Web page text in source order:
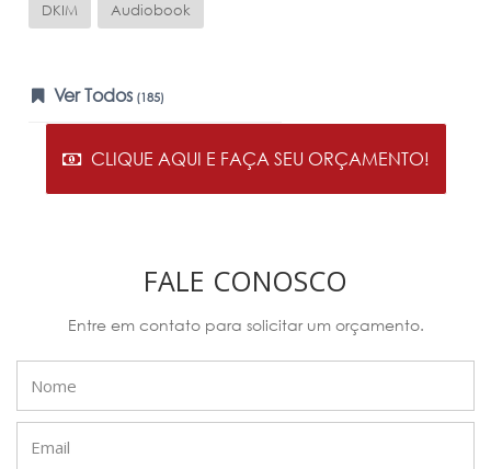
DKIM Audiobook
Ver Todos (185)
CLIQUE AQUI E FAÇA SEU ORÇAMENTO!
FALE CONOSCO
Entre em contato para solicitar um orçamento.